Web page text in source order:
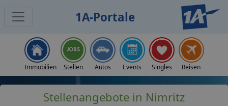
1A-Portale
Immobilien Stellen Autos Events Singles Reisen
Stellenangebote in Nimritz